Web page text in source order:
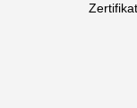
Zertifikat.